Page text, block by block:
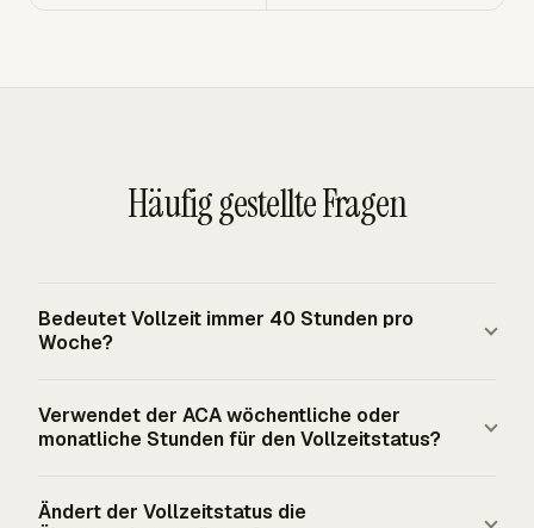
Häufig gestellte Fragen
Bedeutet Vollzeit immer 40 Stunden pro
Woche?
ist der bundesweite wöchentliche Punkt, ab dem
Vollzeitstatus verwendet den Schwellenwert, der mit der
Verwendet der ACA wöchentliche oder
monatliche Stunden für den Vollzeitstatus?
verwendet durchschnittlich mindestens 30
Ändert der Vollzeitstatus die